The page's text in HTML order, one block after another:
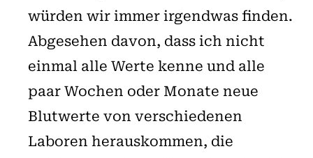
würden wir immer irgendwas finden.
Abgesehen davon, dass ich nicht
einmal alle Werte kenne und alle
paar Wochen oder Monate neue
Blutwerte von verschiedenen
Laboren herauskommen, die